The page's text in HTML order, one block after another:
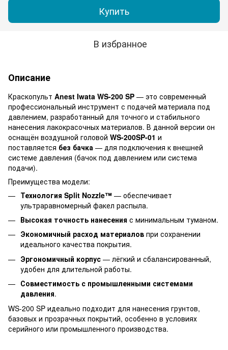
Купить
В избранное
Описание
Краскопульт Anest Iwata WS-200 SP — это современный
профессиональный инструмент с подачей материала под
давлением, разработанный для точного и стабильного
нанесения лакокрасочных материалов. В данной версии он
оснащён воздушной головой WS-200SP-01 и
поставляется без бачка — для подключения к внешней
системе давления (бачок под давлением или система
подачи).
Преимущества модели:
Технология Split Nozzle™ — обеспечивает
ультраравномерный факел распыла.
Высокая точность нанесения с минимальным туманом.
Экономичный расход материалов при сохранении
идеального качества покрытия.
Эргономичный корпус — лёгкий и сбалансированный,
удобен для длительной работы.
Совместимость с промышленными системами
давления.
WS-200 SP идеально подходит для нанесения грунтов,
базовых и прозрачных покрытий, особенно в условиях
серийного или промышленного производства.